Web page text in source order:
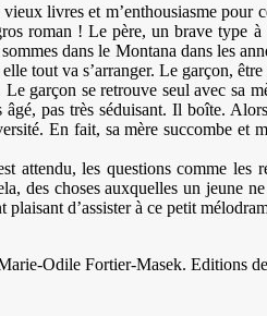
livres et m’enthousiasme pour
roman ! Le père, un brave
dans le Montana dans les
tout va s’arranger. Le garçon,
garçon se retrouve seul avec sa
pas très séduisant. Il boîte.
En fait, sa mère succombe
attendu, les questions comme
des choses auxquelles un jeune
plaisant d’assister à ce petit
Odile Fortier-Masek. Editions